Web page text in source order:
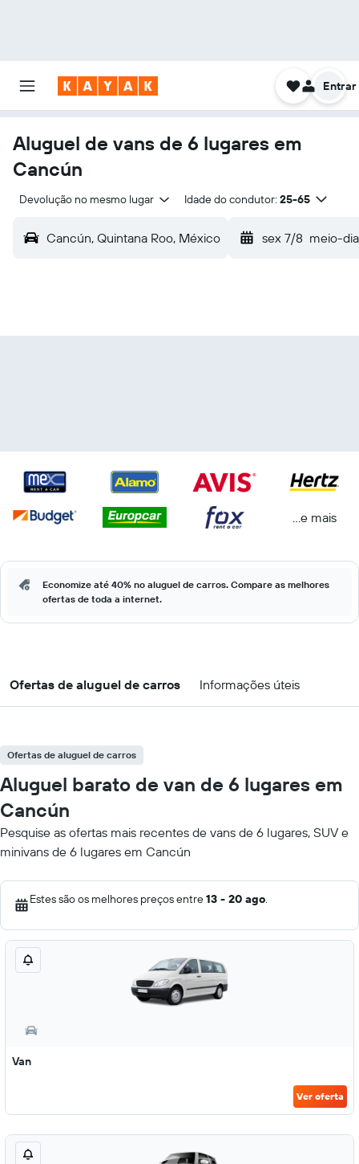
Entrar
Aluguel de vans de 6 lugares em
Cancún
Devolução no mesmo lugar Idade do condutor: 25-65
Cancún, Quintana Roo, México sex 7/8 meio-dia
...e mais
Economize até 40% no aluguel de carros. Compare as melhores
ofertas de toda a internet.
Ofertas de aluguel de carros Informações úteis
Ofertas de aluguel de carros
Aluguel barato de van de 6 lugares em
Cancún
Pesquise as ofertas mais recentes de vans de 6 lugares, SUV e
minivans de 6 lugares em Cancún
Estes são os melhores preços entre13 - 20 ago.
Van
Ver oferta